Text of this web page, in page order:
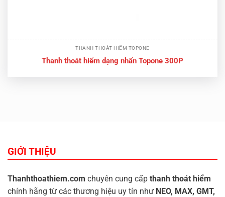
THANH THOÁT HIỂM TOPONE
Thanh thoát hiểm dạng nhấn Topone 300P
GIỚI THIỆU
Thanhthoathiem.com chuyên cung cấp thanh thoát hiểm
chính hãng từ các thương hiệu uy tín như NEO, MAX, GMT,